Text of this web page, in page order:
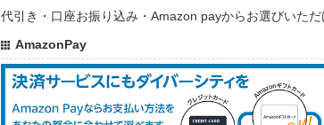
代引き・口座お振り込み・Amazon payからお選びいただ
AmazonPay